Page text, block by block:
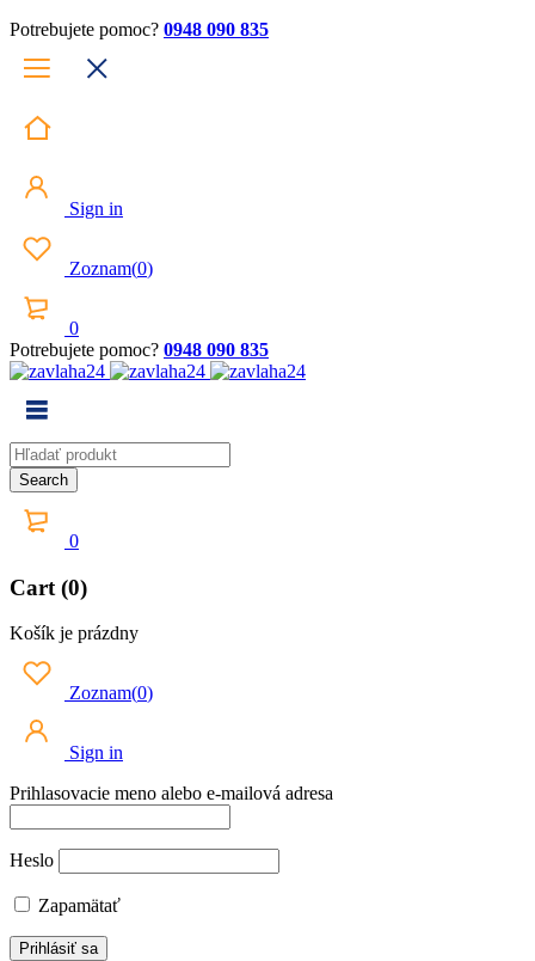
Potrebujete pomoc? 0948 090 835
Sign in
Zoznam(0)
0
Potrebujete pomoc? 0948 090 835
0
Cart (0)
Košík je prázdny
Zoznam(0)
Sign in
Prihlasovacie meno alebo e-mailová adresa
Heslo
Zapamätať